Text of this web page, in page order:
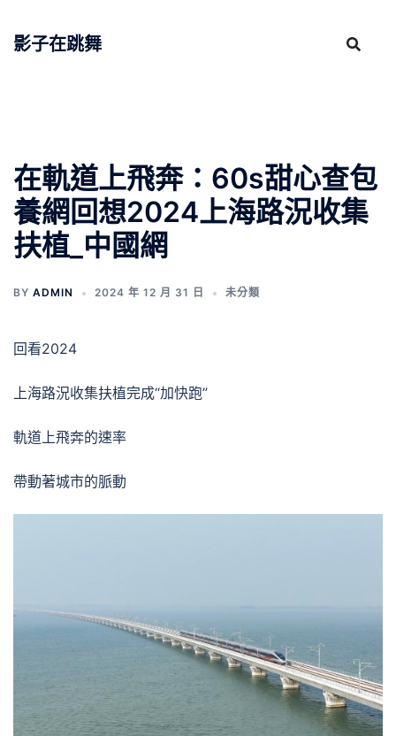
影子在跳舞
在軌道上飛奔：60s甜心查包
養網回想2024上海路況收集
扶植_中國網
BY ADMIN 2024 年 12 月 31 日 未分類
回看2024
上海路況收集扶植完成“加快跑”
軌道上飛奔的速率
帶動著城市的脈動